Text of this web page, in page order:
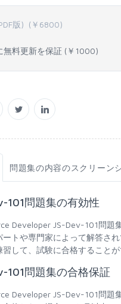
版) (￥ 6800)
無料更新を保証 (￥ 1000)
問題集の内容のスクリーン
101問題集の有効性
Developer JS-Dev-101問題
ートや専門家によって解答さ
習して、試験に合格すること
101問題集の合格保証
Developer JS-Dev-101問題